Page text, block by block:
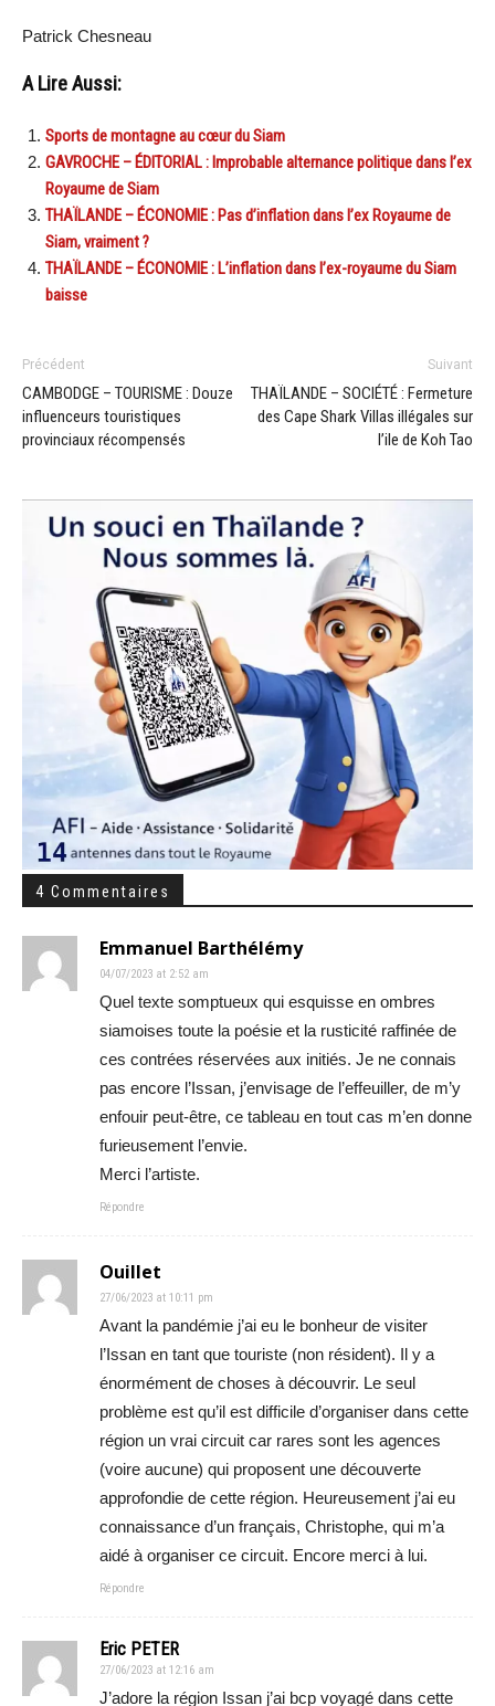
Patrick Chesneau
A Lire Aussi:
Sports de montagne au cœur du Siam
GAVROCHE – ÉDITORIAL : Improbable alternance politique dans l’ex
Royaume de Siam
THAÏLANDE – ÉCONOMIE : Pas d’inflation dans l’ex Royaume de
Siam, vraiment ?
THAÏLANDE – ÉCONOMIE : L’inflation dans l’ex-royaume du Siam
baisse
Précédent
CAMBODGE – TOURISME : Douze
influenceurs touristiques
provinciaux récompensés
Suivant
THAÏLANDE – SOCIÉTÉ : Fermeture
des Cape Shark Villas illégales sur
l’ile de Koh Tao
4 Commentaires
Emmanuel Barthélémy
04/07/2023 at 2:52 am
Quel texte somptueux qui esquisse en ombres
siamoises toute la poésie et la rusticité raffinée de
ces contrées réservées aux initiés. Je ne connais
pas encore l’Issan, j’envisage de l’effeuiller, de m’y
enfouir peut-être, ce tableau en tout cas m’en donne
furieusement l’envie.
Merci l’artiste.
Répondre
Ouillet
27/06/2023 at 10:11 pm
Avant la pandémie j’ai eu le bonheur de visiter
l’Issan en tant que touriste (non résident). Il y a
énormément de choses à découvrir. Le seul
problème est qu’il est difficile d’organiser dans cette
région un vrai circuit car rares sont les agences
(voire aucune) qui proposent une découverte
approfondie de cette région. Heureusement j’ai eu
connaissance d’un français, Christophe, qui m’a
aidé à organiser ce circuit. Encore merci à lui.
Répondre
Eric PETER
27/06/2023 at 12:16 am
J’adore la région Issan j’ai bcp voyagé dans cette